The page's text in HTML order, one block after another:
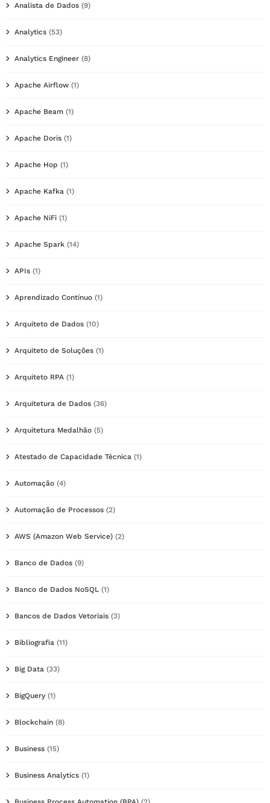
Analista de Dados (9)
Analytics (53)
Analytics Engineer (8)
Apache Airflow (1)
Apache Beam (1)
Apache Doris (1)
Apache Hop (1)
Apache Kafka (1)
Apache NiFi (1)
Apache Spark (14)
APIs (1)
Aprendizado Contínuo (1)
Arquiteto de Dados (10)
Arquiteto de Soluções (1)
Arquiteto RPA (1)
Arquitetura de Dados (36)
Arquitetura Medalhão (5)
Atestado de Capacidade Técnica (1)
Automação (4)
Automação de Processos (2)
AWS (Amazon Web Service) (2)
Banco de Dados (9)
Banco de Dados NoSQL (1)
Bancos de Dados Vetoriais (3)
Bibliografia (11)
Big Data (33)
BigQuery (1)
Blockchain (8)
Business (15)
Business Analytics (1)